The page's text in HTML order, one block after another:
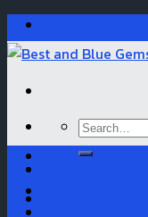
Skip
to
content
Search
for: